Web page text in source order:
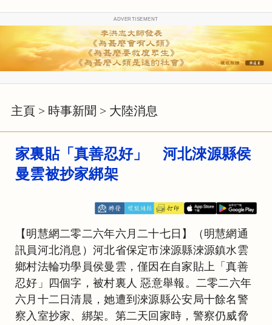
ADVERTISEMENT
主頁 > 時事新聞 > 大陸消息
家裏貼「真善忍好」 河北淶源縣侯
曼雲被抄家綁架
【明慧網二零二六年六月二十七日】（明慧網通
訊員河北消息）河北省保定市淶源縣淶源鎮水雲
鄉村法輪功學員侯曼雲，僅因在自家貼上「真善
忍好」四個字，被村裏人 惡意舉報。二零二六年
六月十二日清晨，她遭到淶源縣公安局十餘名警
察入室抄家、綁架。第二天回家時，警察仍威脅